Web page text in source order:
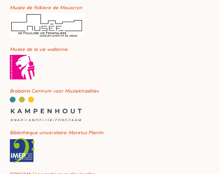
Musée de Folklore de Mouscron
Musée de la vie wallonne
Brabants Centrum voor Muziektradities
Bibliothèque universitaire Moretus Plantin